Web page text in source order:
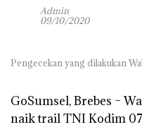
Admin
09/10/2020
Pengecekan yang dilakukan
GoSumsel, Brebes –
naik trail TNI Kodim